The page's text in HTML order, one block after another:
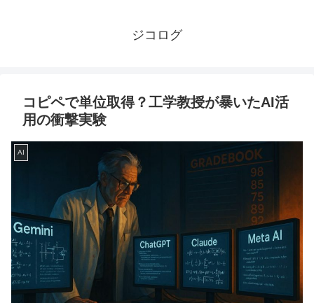
ジコログ
コピペで単位取得？工学教授が暴いたAI活
用の衝撃実験
AI